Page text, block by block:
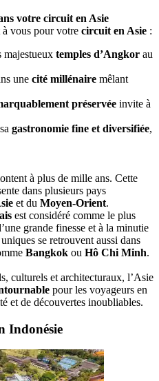
votre circuit en Asie
vous pour votre circuit en Asie :
majestueux temples d’Angkor au
une cité millénaire mêlant
préservée invite à
gastronomie fine et diversifiée,
à plus de mille ans. Cette
dans plusieurs pays
et du Moyen-Orient.
est considéré comme le plus
grande finesse et à la minutie
se retrouvent aussi dans
Bangkok ou Hô Chi Minh.
culturels et architecturaux, l’Asie
pour les voyageurs en
et de découvertes inoubliables.
Indonésie